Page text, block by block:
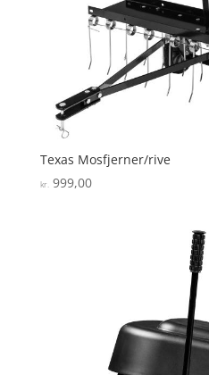
Texas Mosfjerner/rive
kr. 999,00